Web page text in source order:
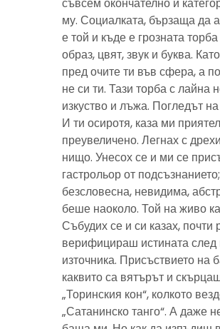
му. Социалката, бързаща да
е той и къде е грозната
образ, цвят, звук и буква.
пред очите ти във сфера, а
не си ти. Тази торба с
изкуство и лъжа. Погледът
И ти осиротя, каза ми
преувеличено. Легнах с
нищо. Унесох се и ми се
гастрольор от
безсловесна, невидима,
беше наоколо. Той на живо
Събудих се и си казах,
верифицираш истината
източника. Присъствието
каквито са вятърът и
„Торинския кон“, колкото
„Сатанинско танго“. А даже